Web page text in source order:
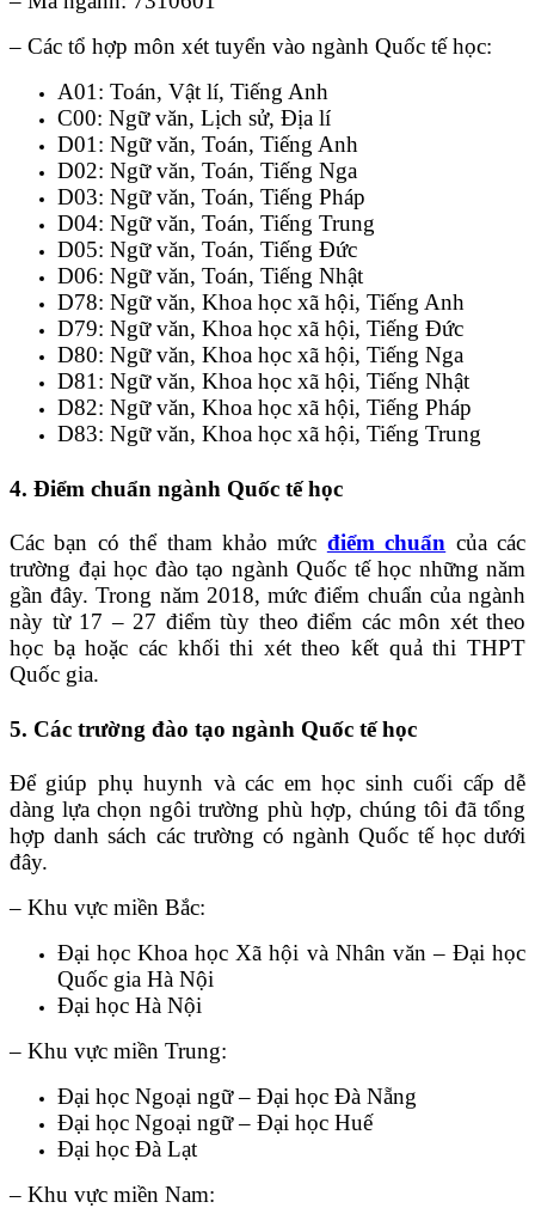
– Các tổ hợp môn xét tuyển vào ngành Quốc tế học:
A01: Toán, Vật lí, Tiếng Anh
C00: Ngữ văn, Lịch sử, Địa lí
D01: Ngữ văn, Toán, Tiếng Anh
D02: Ngữ văn, Toán, Tiếng Nga
D03: Ngữ văn, Toán, Tiếng Pháp
D04: Ngữ văn, Toán, Tiếng Trung
D05: Ngữ văn, Toán, Tiếng Đức
D06: Ngữ văn, Toán, Tiếng Nhật
D78: Ngữ văn, Khoa học xã hội, Tiếng Anh
D79: Ngữ văn, Khoa học xã hội, Tiếng Đức
D80: Ngữ văn, Khoa học xã hội, Tiếng Nga
D81: Ngữ văn, Khoa học xã hội, Tiếng Nhật
D82: Ngữ văn, Khoa học xã hội, Tiếng Pháp
D83: Ngữ văn, Khoa học xã hội, Tiếng Trung
4. Điểm chuẩn ngành Quốc tế học
Các bạn có thể tham khảo mức điểm chuẩn của các
trường đại học đào tạo ngành Quốc tế học những năm
gần đây. Trong năm 2018, mức điểm chuẩn của ngành
này từ 17 – 27 điểm tùy theo điểm các môn xét theo
học bạ hoặc các khối thi xét theo kết quả thi THPT
Quốc gia.
5. Các trường đào tạo ngành Quốc tế học
Để giúp phụ huynh và các em học sinh cuối cấp dễ
dàng lựa chọn ngôi trường phù hợp, chúng tôi đã tổng
hợp danh sách các trường có ngành Quốc tế học dưới
đây.
– Khu vực miền Bắc:
Đại học Khoa học Xã hội và Nhân văn – Đại học
Quốc gia Hà Nội
Đại học Hà Nội
– Khu vực miền Trung:
Đại học Ngoại ngữ – Đại học Đà Nẵng
Đại học Ngoại ngữ – Đại học Huế
Đại học Đà Lạt
– Khu vực miền Nam: